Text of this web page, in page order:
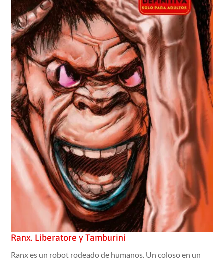
Ranx. Liberatore y Tamburini
Ranx es un robot rodeado de humanos. Un coloso en un